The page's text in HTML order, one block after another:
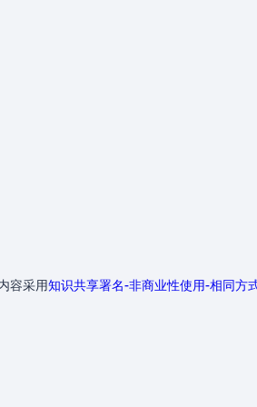
容采用知识共享署名-非商业性使用-相同方